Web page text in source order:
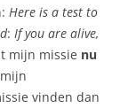
Here is a test to
: If you are alive,
mijn missie nu
vinden dan